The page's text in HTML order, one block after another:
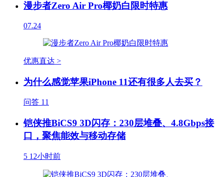
漫步者Zero Air Pro椰奶白限时特惠
07.24
优惠直达 >
为什么感觉苹果iPhone 11还有很多人去买？
问答 11
铠侠推BiCS9 3D闪存：230层堆叠、4.8Gbps接
口，聚焦能效与移动存储
5 12小时前